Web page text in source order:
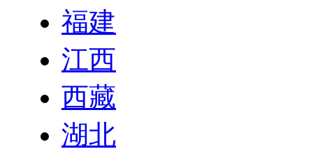
福建
江西
西藏
湖北